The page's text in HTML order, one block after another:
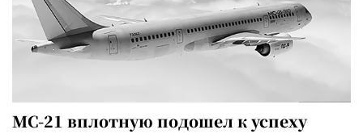
МС-21 вплотную подошел к успеху